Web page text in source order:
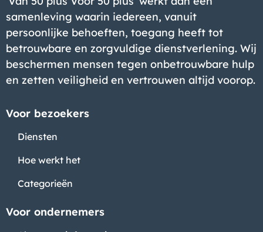
samenleving waarin iedereen, vanuit
persoonlijke behoeften, toegang heeft tot
betrouwbare en zorgvuldige dienstverlening. Wij
beschermen mensen tegen onbetrouwbare hulp
en zetten veiligheid en vertrouwen altijd voorop.
Voor bezoekers
Diensten
Hoe werkt het
Categorieën
Voor ondernemers